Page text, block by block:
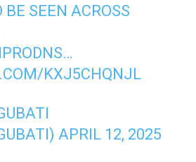
BE SEEN ACROSS
…
KXJ5CHQNJL
APRIL 12, 2025